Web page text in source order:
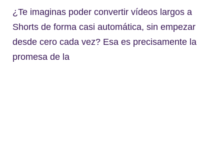
¿Te imaginas poder convertir vídeos largos a
Shorts de forma casi automática, sin empezar
desde cero cada vez? Esa es precisamente la
promesa de la